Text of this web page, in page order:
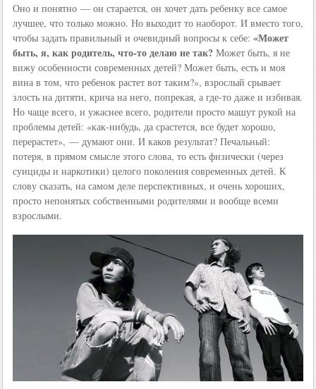
Оно и понятно — он старается, он хочет дать ребенку все самое
лучшее, что только можно. Но выходит то наоборот. И вместо того,
чтобы задать правильный и очевидный вопросы к себе: «Может
быть, я, как родитель, что-то делаю не так? Может быть, я не
вижу особенности современных детей? Может быть, есть и моя
вина в том, что ребенок растет вот таким?», взрослый срывает
злость на дитяти, крича на него, попрекая, а где-то даже и избивая.
Но чаще всего, и ужаснее всего, родители просто машут рукой на
проблемы детей: «как-нибудь, да срастется, все будет хорошо,
перерастет», — думают они. И каков результат? Печальный:
потеря, в прямом смысле этого слова, то есть физически (через
суициды и наркотики) целого поколения современных детей. К
слову сказать, на самом деле перспективных, и очень хороших,
просто непонятых собственными родителями и вообще всеми
взрослыми.